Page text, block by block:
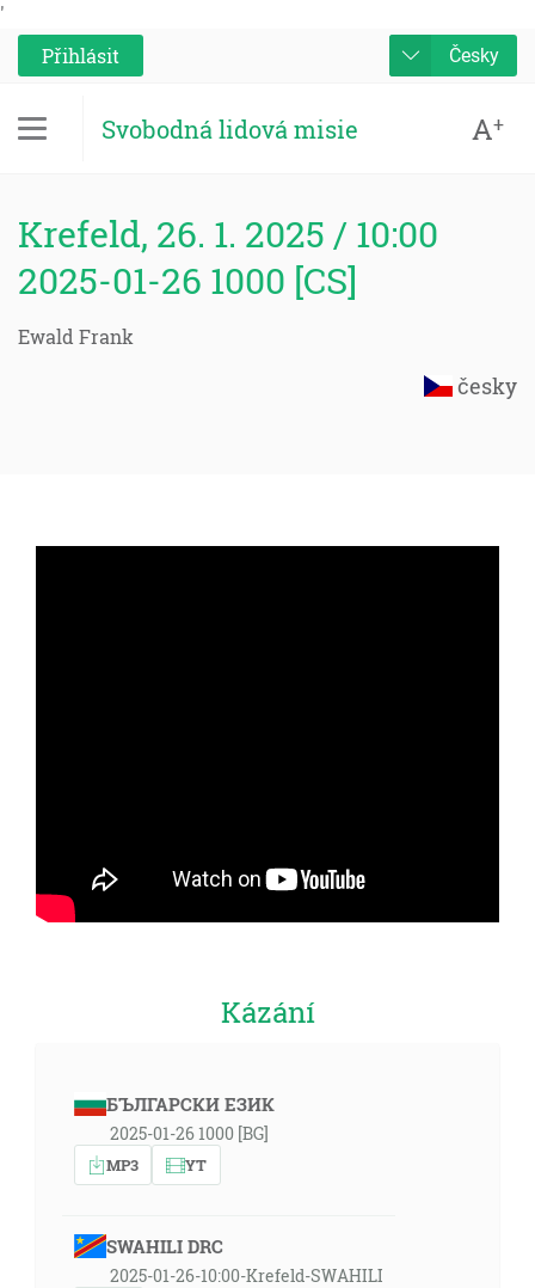
'
Přihlásit
Česky
Svobodná lidová misie A+
Krefeld, 26. 1. 2025 / 10:00
2025-01-26 1000 [CS]
Ewald Frank
česky
Kázání
БЪЛГАРСКИ ЕЗИК
2025-01-26 1000 [BG]
MP3 YT
SWAHILI DRC
2025-01-26-10:00-Krefeld-SWAHILI